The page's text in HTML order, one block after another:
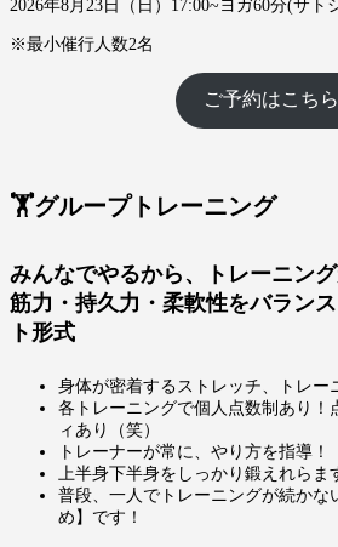
2026年8月23日（日）17:00~ヨガ60分(サト
※最小催行人数2名
ご予約はこちら
🏋️グループトレーニング
みんなでやるから、トレーニング
筋力・持久力・柔軟性をバラン
ト形式
身体が密着するストレッチ、トレー
各トレーニングで個人点数制あり！
ィあり（笑）
トレーナーが常に、やり方を指導！
上半身下半身をしっかり鍛えれらま
普段、一人でトレーニングが続かな
め】です！